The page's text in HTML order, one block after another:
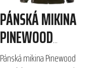
PÁNSKÁ MIKINA
PINEWOOD
FURUDAL HUNTERS
Pánská mikina Pinewood